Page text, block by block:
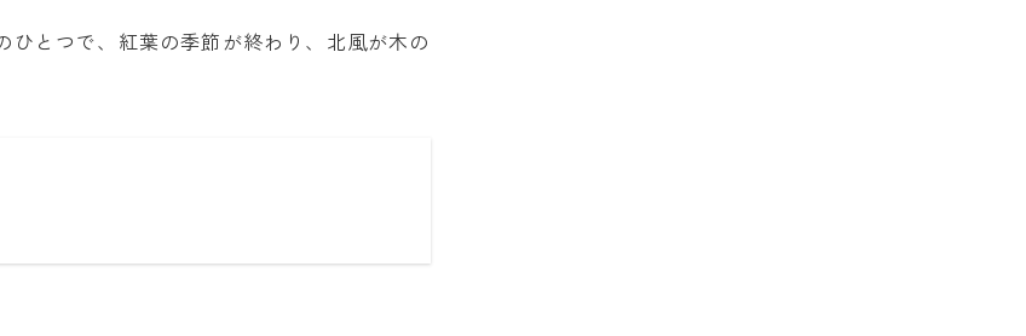
とつで、紅葉の季節が終わり、北風が木の